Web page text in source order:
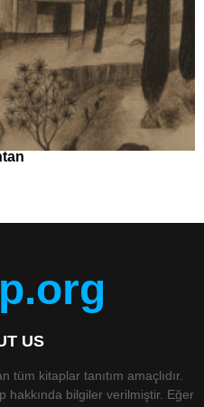
US
tüm kitaplar tanıtım amaçlıdır.
hakkında bilgiler verilmiştir. Eğer